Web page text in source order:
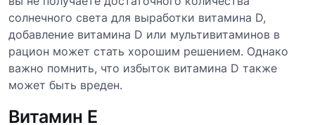
солнечного света для выработки витамина D,
добавление витамина D или мультивитаминов в
рацион может стать хорошим решением. Однако
важно помнить, что избыток витамина D также
может быть вреден.
Витамин E